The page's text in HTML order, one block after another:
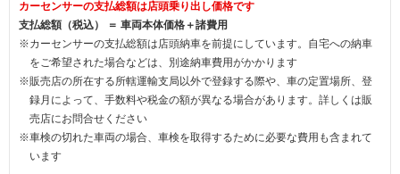
カーセンサーの支払総額は店頭乗り出し価格です
支払総額（税込） ＝ 車両本体価格＋諸費用
※カーセンサーの支払総額は店頭納車を前提にしています。自宅への納車
をご希望された場合などは、別途納車費用がかかります
※販売店の所在する所轄運輸支局以外で登録する際や、車の定置場所、登
録月によって、手数料や税金の額が異なる場合があります。詳しくは販
売店にお問合せください
※車検の切れた車両の場合、車検を取得するために必要な費用も含まれて
います